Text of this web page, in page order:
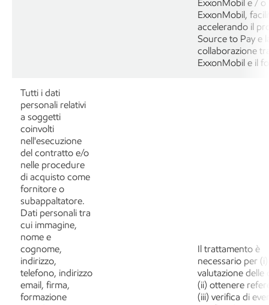
ExxonMobil e / o
ExxonMobil,
accelerando il
Source to Pay e
collaborazione
ExxonMobil e il
Tutti i dati
personali relativi
a soggetti
coinvolti
nell'esecuzione
del contratto e/o
nelle procedure
di acquisto come
fornitore o
subappaltatore.
Dati personali tra
cui immagine,
nome e
cognome,
indirizzo,
telefono, indirizzo
email, firma,
formazione
Il trattamento è
necessario per
valutazione delle
(ii) ottenere
(iii) verifica di